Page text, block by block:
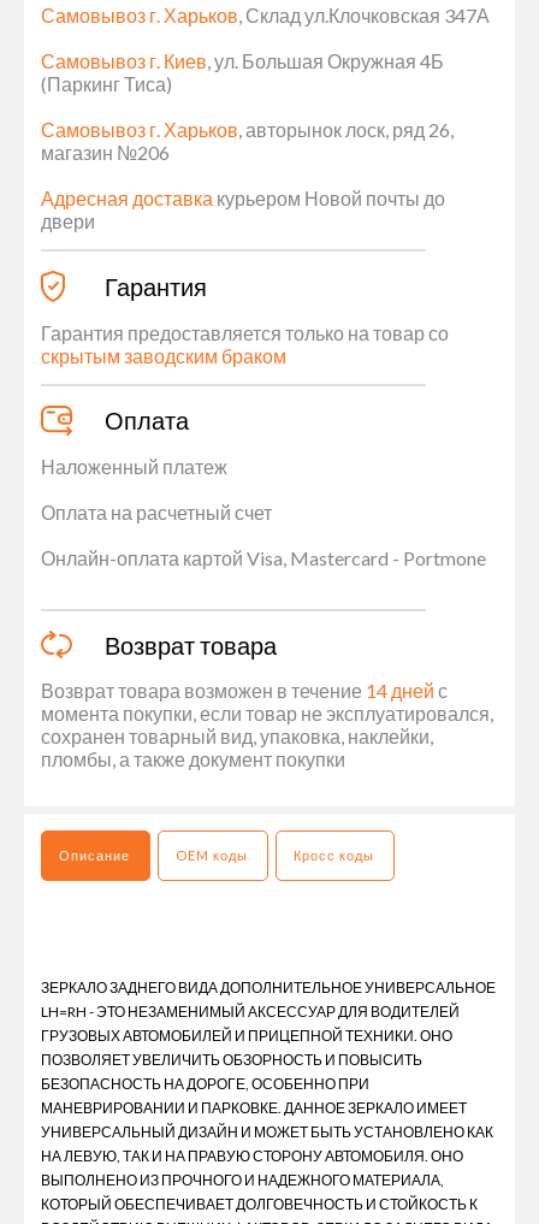
Самовывоз г. Харьков, Склад ул.Клочковская 347А
Самовывоз г. Киев, ул. Большая Окружная 4Б
(Паркинг Тиса)
Самовывоз г. Харьков, авторынок лоск, ряд 26,
магазин №206
Адресная доставка курьером Новой почты до
двери
Гарантия
Гарантия предоставляется только на товар со
скрытым заводским браком
Оплата
Наложенный платеж
Оплата на расчетный счет
Онлайн-оплата картой Visa, Mastercard - Portmone
Возврат товара
Возврат товара возможен в течение 14 дней с
момента покупки, если товар не эксплуатировался,
сохранен товарный вид, упаковка, наклейки,
пломбы, а также документ покупки
Описание OEM коды Кросс коды
ЗЕРКАЛО ЗАДНЕГО ВИДА ДОПОЛНИТЕЛЬНОЕ УНИВЕРСАЛЬНОЕ
LH=RH - ЭТО НЕЗАМЕНИМЫЙ АКСЕССУАР ДЛЯ ВОДИТЕЛЕЙ
ГРУЗОВЫХ АВТОМОБИЛЕЙ И ПРИЦЕПНОЙ ТЕХНИКИ. ОНО
ПОЗВОЛЯЕТ УВЕЛИЧИТЬ ОБЗОРНОСТЬ И ПОВЫСИТЬ
БЕЗОПАСНОСТЬ НА ДОРОГЕ, ОСОБЕННО ПРИ
МАНЕВРИРОВАНИИ И ПАРКОВКЕ. ДАННОЕ ЗЕРКАЛО ИМЕЕТ
УНИВЕРСАЛЬНЫЙ ДИЗАЙН И МОЖЕТ БЫТЬ УСТАНОВЛЕНО КАК
НА ЛЕВУЮ, ТАК И НА ПРАВУЮ СТОРОНУ АВТОМОБИЛЯ. ОНО
ВЫПОЛНЕНО ИЗ ПРОЧНОГО И НАДЕЖНОГО МАТЕРИАЛА,
КОТОРЫЙ ОБЕСПЕЧИВАЕТ ДОЛГОВЕЧНОСТЬ И СТОЙКОСТЬ К